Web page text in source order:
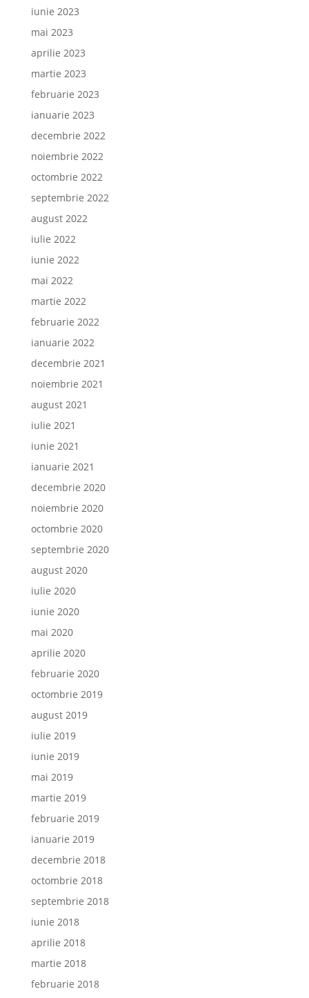
iunie 2023
mai 2023
aprilie 2023
martie 2023
februarie 2023
ianuarie 2023
decembrie 2022
noiembrie 2022
octombrie 2022
septembrie 2022
august 2022
iulie 2022
iunie 2022
mai 2022
martie 2022
februarie 2022
ianuarie 2022
decembrie 2021
noiembrie 2021
august 2021
iulie 2021
iunie 2021
ianuarie 2021
decembrie 2020
noiembrie 2020
octombrie 2020
septembrie 2020
august 2020
iulie 2020
iunie 2020
mai 2020
aprilie 2020
februarie 2020
octombrie 2019
august 2019
iulie 2019
iunie 2019
mai 2019
martie 2019
februarie 2019
ianuarie 2019
decembrie 2018
octombrie 2018
septembrie 2018
iunie 2018
aprilie 2018
martie 2018
februarie 2018